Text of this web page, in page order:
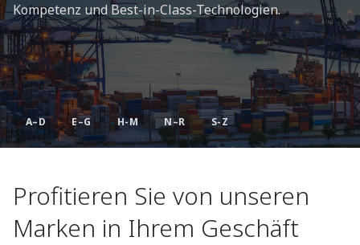
Kompetenz und Best-in-Class-Technologien.
A–D E–G H-M N–R S-Z
Profitieren Sie von unseren
Marken in Ihrem Geschäft